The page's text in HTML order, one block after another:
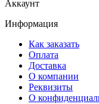
Аккаунт
Информация
Как заказать
Оплата
Доставка
О компании
Реквизиты
О